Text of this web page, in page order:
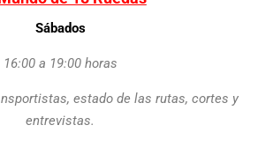
Sábados
16:00 a 19:00 horas
estado de las rutas, cortes y
entrevistas.